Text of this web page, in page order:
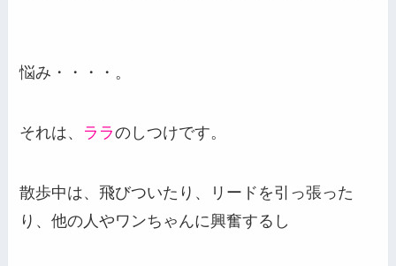
悩み・・・・。
それは、 ララのしつけです。
散歩中は、飛びついたり、リードを引っ張った
り、他の人やワンちゃんに興奮するし